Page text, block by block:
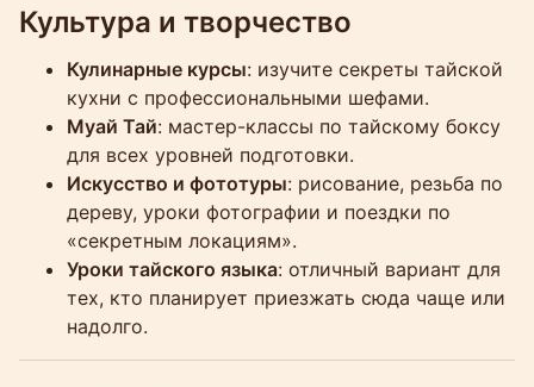
Культура и творчество
Кулинарные курсы: изучите секреты тайской
кухни с профессиональными шефами.
Муай Тай: мастер-классы по тайскому боксу
для всех уровней подготовки.
Искусство и фототуры: рисование, резьба по
дереву, уроки фотографии и поездки по
«секретным локациям».
Уроки тайского языка: отличный вариант для
тех, кто планирует приезжать сюда чаще или
надолго.